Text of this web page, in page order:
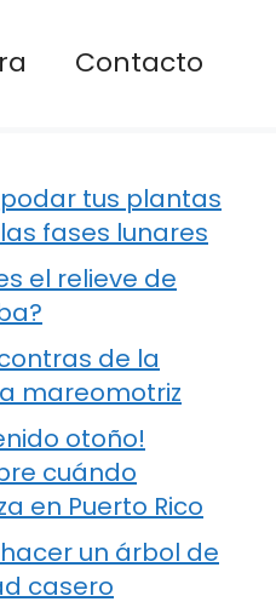
Contacto
tus plantas
fases lunares
el relieve de
de la
mareomotriz
otoño!
cuándo
en Puerto Rico
un árbol de
casero